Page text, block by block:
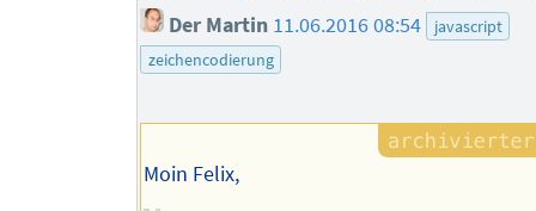
Der Martin 11.06.2016 08:54
javascript
zeichencodierung
Moin Felix,